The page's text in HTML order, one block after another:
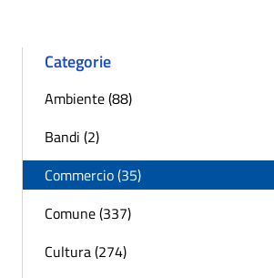
Categorie
Ambiente (88)
Bandi (2)
Commercio (35)
Comune (337)
Cultura (274)